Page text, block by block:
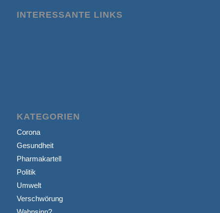
INTERESSANTE LINKS
KATEGORIEN
Corona
Gesundheit
Pharmakartell
Politik
Umwelt
Verschwörung